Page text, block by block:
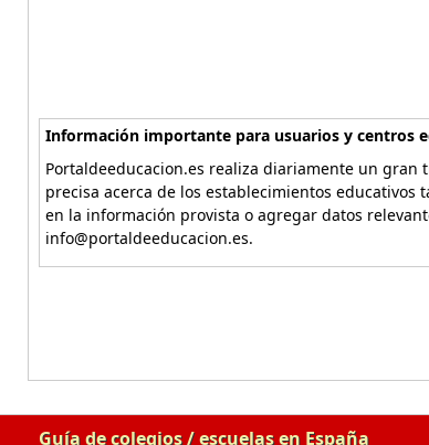
Información importante para usuarios y centros
Portaldeeducacion.es realiza diariamente un
precisa acerca de los establecimientos
en la información provista o agregar datos
info@portaldeeducacion.es.
Guía de colegios / escuelas en España